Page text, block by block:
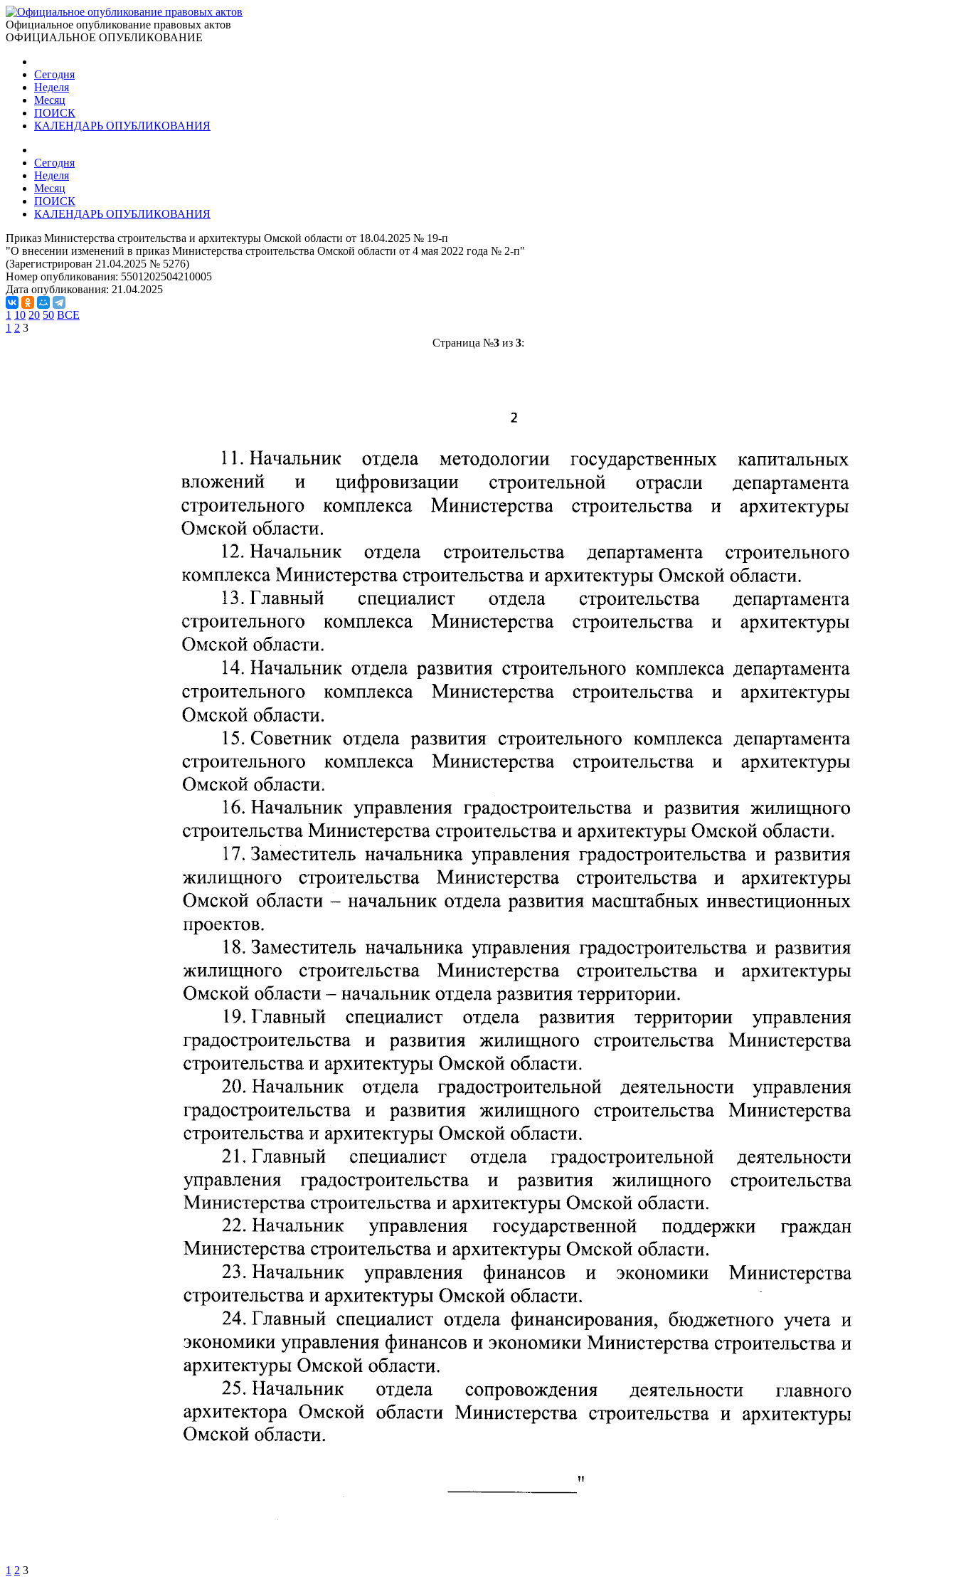
Официальное опубликование правовых актов
ОФИЦИАЛЬНОЕ ОПУБЛИКОВАНИЕ
Сегодня
Неделя
Месяц
ПОИСК
КАЛЕНДАРЬ ОПУБЛИКОВАНИЯ
Сегодня
Неделя
Месяц
ПОИСК
КАЛЕНДАРЬ ОПУБЛИКОВАНИЯ
Приказ Министерства строительства и архитектуры Омской области от 18.04.2025 № 19-п
"О внесении изменений в приказ Министерства строительства Омской области от 4 мая 2022 года № 2-п"
(Зарегистрирован 21.04.2025 № 5276)
Номер опубликования: 5501202504210005
Дата опубликования: 21.04.2025
1 10 20 50 ВСЕ
1 2 3
Страница №3из 3:
1 2 3